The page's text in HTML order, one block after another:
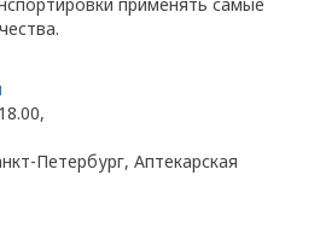
Петербург, Аптекарская